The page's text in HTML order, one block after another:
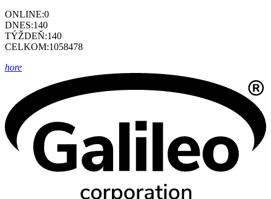
ONLINE:0
DNES:140
TÝŽDEŇ:140
CELKOM:1058478
hore